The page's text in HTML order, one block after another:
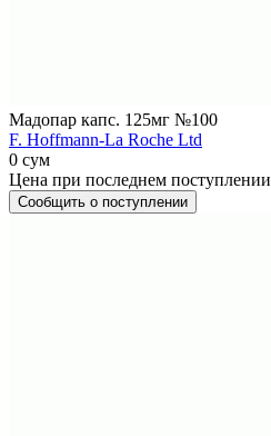
Мадопар капс. 125мг №100
F. Hoffmann-La Roche Ltd
0 сум
Цена при последнем поступлении
Сообщить о поступлении